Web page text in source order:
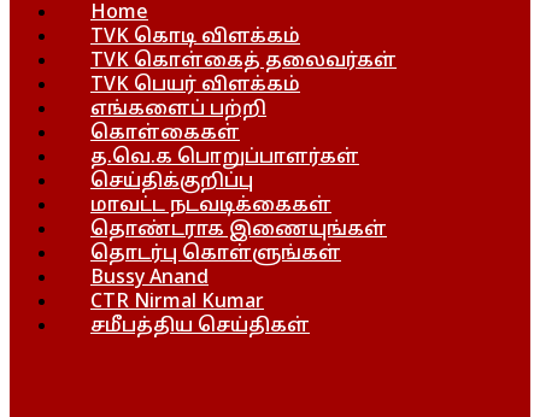
Home
TVK கொடி விளக்கம்
TVK கொள்கைத் தலைவர்கள்
TVK பெயர் விளக்கம்
எங்களைப் பற்றி
கொள்கைகள்
த.வெ.க பொறுப்பாளர்கள்
செய்திக்குறிப்பு
மாவட்ட நடவடிக்கைகள்
தொண்டராக இணையுங்கள்
தொடர்பு கொள்ளுங்கள்
Bussy Anand
CTR Nirmal Kumar
சமீபத்திய செய்திகள்